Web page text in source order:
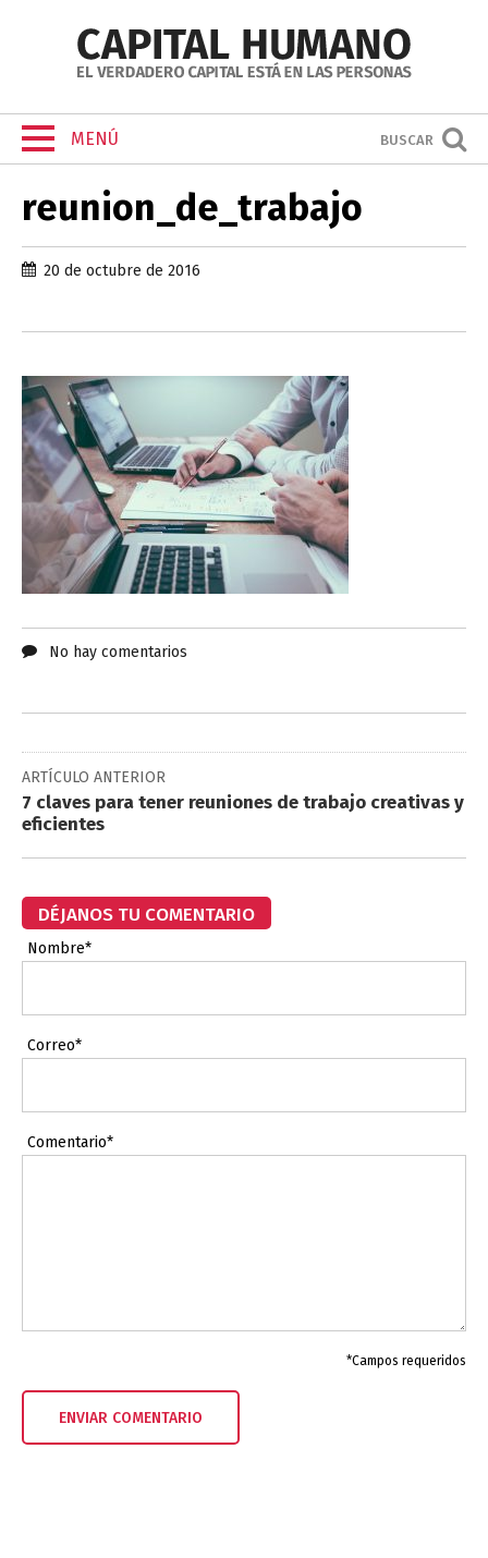
MENÚ BUSCAR
reunion_de_trabajo
20 de octubre de 2016
No hay comentarios
ARTÍCULO ANTERIOR
7 claves para tener reuniones de trabajo creativas y
eficientes
DÉJANOS TU COMENTARIO
Nombre*
Correo*
Comentario*
*Campos requeridos